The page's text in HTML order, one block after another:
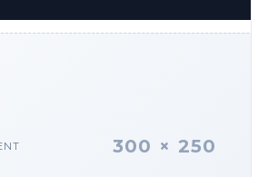
300 × 250